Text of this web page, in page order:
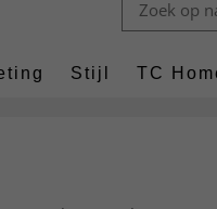
Stijl TC